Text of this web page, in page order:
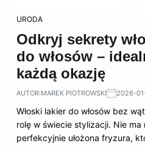
URODA
Odkryj sekrety
do włosów –
każdą okazję
AUTOR:MAREK PIOTROWSKI 2026-
Włoski lakier do włosów bez
rolę w świecie stylizacji. Nie ma
perfekcyjnie ułożona fryzura,